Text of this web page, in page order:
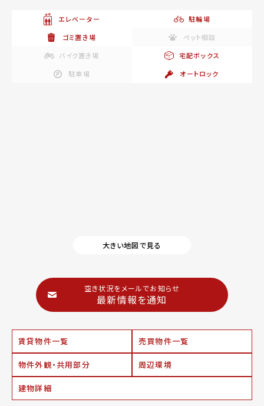
エレベーター
駐輪場
ゴミ置き場
ペット相談
バイク置き場
宅配ボックス
駐車場
オートロック
大きい地図で見る
空き状況をメールでお知らせ
最新情報を通知
賃貸物件一覧 売買物件一覧
物件外観・共用部分 周辺環境
建物詳細